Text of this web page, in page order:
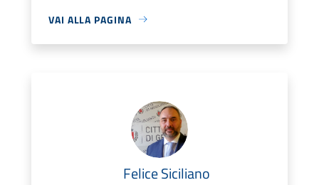
VAI ALLA PAGINA
Felice Siciliano